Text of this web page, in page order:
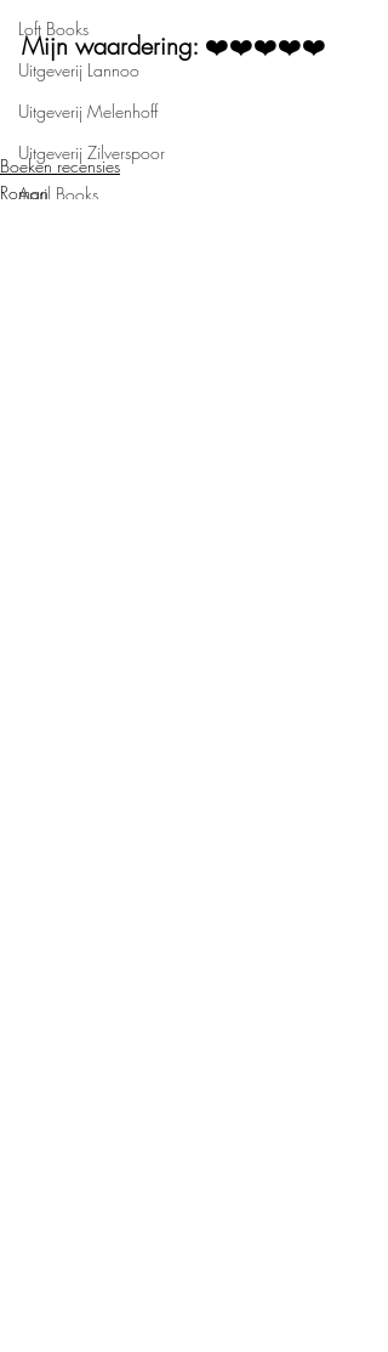
Loft Books
Uitgeverij Lannoo
Uitgeverij Melenhoff
Uitgeverij Zilverspoor
April Books
Mijn waardering: ❤️❤️❤️❤️❤️
Boeken recensies
Roman